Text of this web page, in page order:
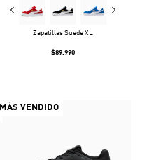
Zapatillas Suede XL
$89.990
MÁS VENDIDO